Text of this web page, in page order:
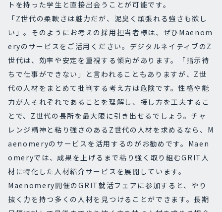
トを持った学生と直接出会うことが可能です。
「Z世代の柔軟さは魅力だが、泥臭く頑張れる強さも欲し
い」。そのようにお考えの採用担当者様は、ぜひMaenom
eryのサービスをご活用ください。デジタルネイティブのZ
世代は、効率や安定を重視する傾向があります。「指示待
ちで仕事ができない」と言われることもありますが、Z世
代の人材をまとめて批判する考え方は危険です。性格や能
力が人それぞれであることを理解し、接し方を工夫するこ
とで、Z世代の長所を最大限に引き出せるでしょう。 チャ
レンジ精神と粘り強さのあるZ世代の人材を求めるなら、M
aenomeryのサービスを活用するのがお勧めです。Maen
omeryでは、成果を上げるまで粘り強く取り組むGRIT人
材に特化した人材紹介サービスを展開しています。
Maenomery開催のGRIT就活フェアに参加すると、やり
抜く力を持つ多くの人材を見つけることができます。長期